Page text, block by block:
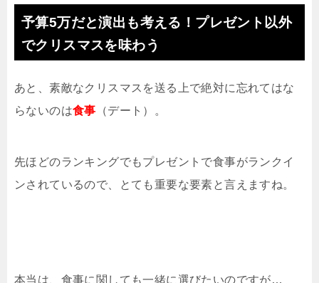
予算5万だと演出も考える！プレゼント以外
でクリスマスを味わう
あと、素敵なクリスマスを送る上で絶対に忘れてはな
らないのは食事 （デート）。
先ほどのランキングでもプレゼントで食事がランクイ
ンされているので、とても重要な要素と言えますね。
本当は、食事に関しても一緒に選びたいのですが…